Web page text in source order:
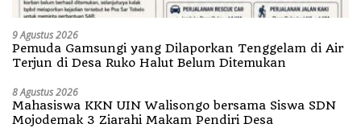
9 Agustus 2026
Pemuda Gamsungi yang Dilaporkan Tenggelam di Air
Terjun di Desa Ruko Halut Belum Ditemukan
8 Agustus 2026
Mahasiswa KKN UIN Walisongo bersama Siswa SDN
Mojodemak 3 Ziarahi Makam Pendiri Desa